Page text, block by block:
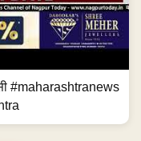
#maharashtranews